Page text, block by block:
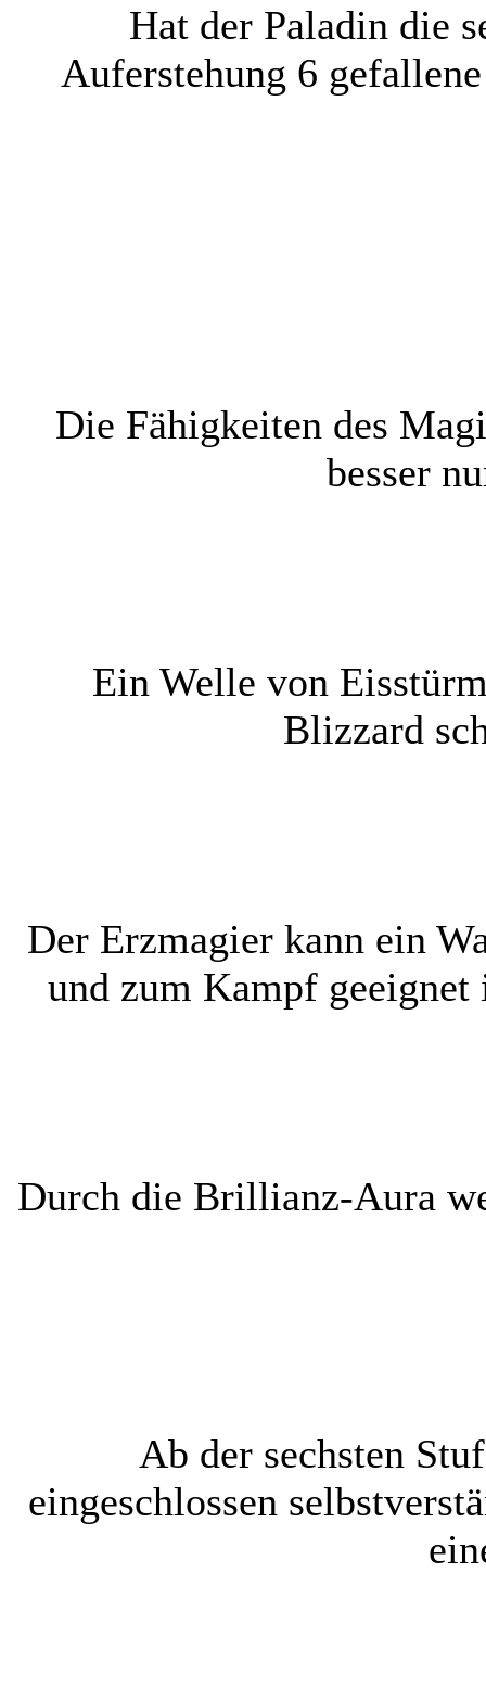
Hat der Paladin die
Auferstehung 6
Die Fähigkeiten des
besser
Ein Welle von
Blizzard
Der Erzmagier kann ein
und zum Kampf geeignet
Durch die Brillianz-Aura
Ab der sechsten
eingeschlossen